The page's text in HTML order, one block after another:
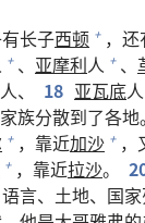
长子西顿 + ，还
+ 、 亚摩利人 + 、
人、 18 亚瓦底人
族分散到了各地。
+ ，靠近加沙 + ，
+ ，靠近拉沙。
言、土地、国家